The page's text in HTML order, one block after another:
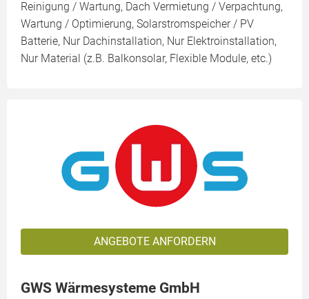
Reinigung / Wartung, Dach Vermietung / Verpachtung,
Wartung / Optimierung, Solarstromspeicher / PV
Batterie, Nur Dachinstallation, Nur Elektroinstallation,
Nur Material (z.B. Balkonsolar, Flexible Module, etc.)
ANGEBOTE ANFORDERN
GWS Wärmesysteme GmbH